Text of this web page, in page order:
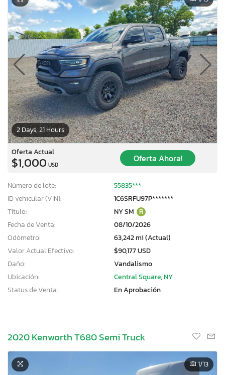
2 Days, 21 Hours
Oferta Actual
$1,000 USD
Oferta Ahora!
Número de lote:
55835***
ID vehicular (VIN):
1C6SRFU97P*******
Título:
NY SM R
Fecha de Venta:
08/10/2026
Odómetro:
63,242 mi (Actual)
Valor Actual Efectivo:
$90,177 USD
Daño:
Vandalismo
Ubicación:
Central Square, NY
Status de Venta:
En Aprobación
2020 Kenworth T680 Semi Truck
1/13